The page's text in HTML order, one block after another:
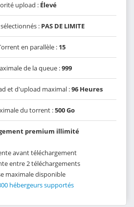
upload : Élevé
: PAS DE LIMITE
en parallèle : 15
de la queue :999
et d'upload maximal :96 Heures
du torrent :500 Go
premium illimité
avant téléchargement
entre 2 téléchargements
maximale disponible
hébergeurs supportés